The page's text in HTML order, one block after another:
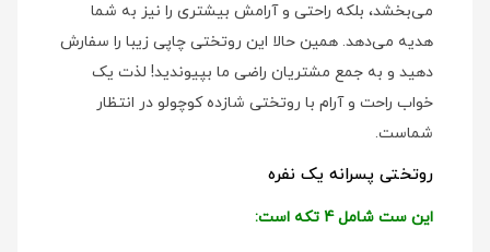
می‌بخشد، بلکه راحتی و آرامش بیشتری را نیز به شما
هدیه می‌دهد. همین حالا این روتختی چاپی زیبا را سفارش
دهید و به جمع مشتریان راضی ما بپیوندید! لذت یک
خواب راحت و آرام با روتختی شازده کوچولو در انتظار
شماست.
روتختی پسرانه یک نفره
این ست شامل 4 تکه است: